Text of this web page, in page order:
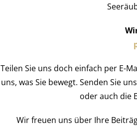
Teilen Sie uns doch einfach per E-
uns, was Sie bewegt. Senden Sie
oder auch die
Wir freuen uns über Ihre